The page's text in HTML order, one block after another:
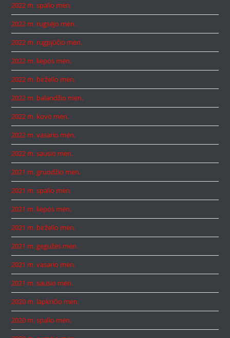
2022 m. spalio mėn.
2022 m. rugsėjo mėn.
2022 m. rugpjūčio mėn.
2022 m. liepos mėn.
2022 m. birželio mėn.
2022 m. balandžio mėn.
2022 m. kovo mėn.
2022 m. vasario mėn.
2022 m. sausio mėn.
2021 m. gruodžio mėn.
2021 m. spalio mėn.
2021 m. liepos mėn.
2021 m. birželio mėn.
2021 m. gegužės mėn.
2021 m. vasario mėn.
2021 m. sausio mėn.
2020 m. lapkričio mėn.
2020 m. spalio mėn.